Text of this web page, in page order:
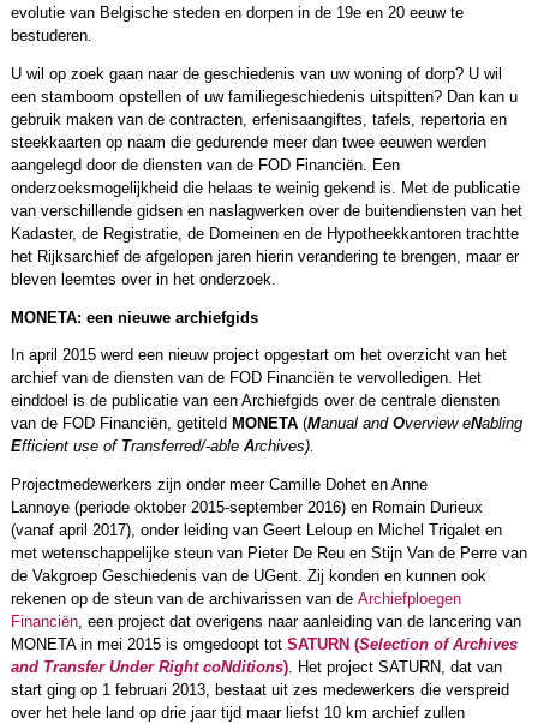
evolutie van Belgische steden en dorpen in de 19e en 20 eeuw te
bestuderen.
U wil op zoek gaan naar de geschiedenis van uw woning of dorp? U wil
een stamboom opstellen of uw familiegeschiedenis uitspitten? Dan kan u
gebruik maken van de contracten, erfenisaangiftes, tafels, repertoria en
steekkaarten op naam die gedurende meer dan twee eeuwen werden
aangelegd door de diensten van de FOD Financiën. Een
onderzoeksmogelijkheid die helaas te weinig gekend is. Met de publicatie
van verschillende gidsen en naslagwerken over de buitendiensten van het
Kadaster, de Registratie, de Domeinen en de Hypotheekkantoren trachtte
het Rijksarchief de afgelopen jaren hierin verandering te brengen, maar er
bleven leemtes over in het onderzoek.
MONETA: een nieuwe archiefgids
In april 2015 werd een nieuw project opgestart om het overzicht van het
archief van de diensten van de FOD Financiën te vervolledigen. Het
einddoel is de publicatie van een Archiefgids over de centrale diensten
van de FOD Financiën, getiteld MONETA (Manual and Overview eNabling
Efficient use of Transferred/-able Archives).
Projectmedewerkers zijn onder meer Camille Dohet en Anne
Lannoye (periode oktober 2015-september 2016) en Romain Durieux
(vanaf april 2017), onder leiding van Geert Leloup en Michel Trigalet en
met wetenschappelijke steun van Pieter De Reu en Stijn Van de Perre van
de Vakgroep Geschiedenis van de UGent. Zij konden en kunnen ook
rekenen op de steun van de archivarissen van de Archiefploegen
Financiën, een project dat overigens naar aanleiding van de lancering van
MONETA in mei 2015 is omgedoopt tot SATURN (Selection of Archives
and Transfer Under Right coNditions). Het project SATURN, dat van
start ging op 1 februari 2013, bestaat uit zes medewerkers die verspreid
over het hele land op drie jaar tijd maar liefst 10 km archief zullen